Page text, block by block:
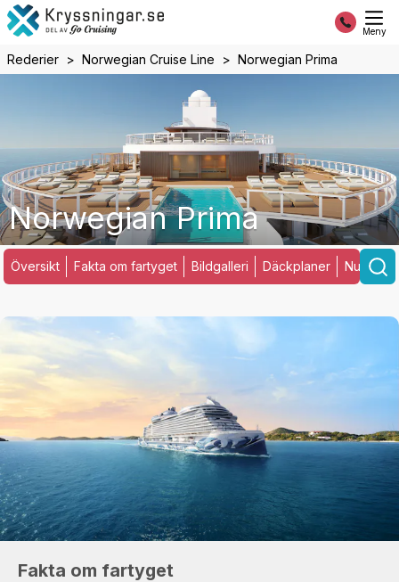
Meny
Rederier Norwegian Cruise Line Norwegian Prima
Norwegian Prima
Översikt Fakta om fartyget Bildgalleri Däckplaner
Fakta om fartyget